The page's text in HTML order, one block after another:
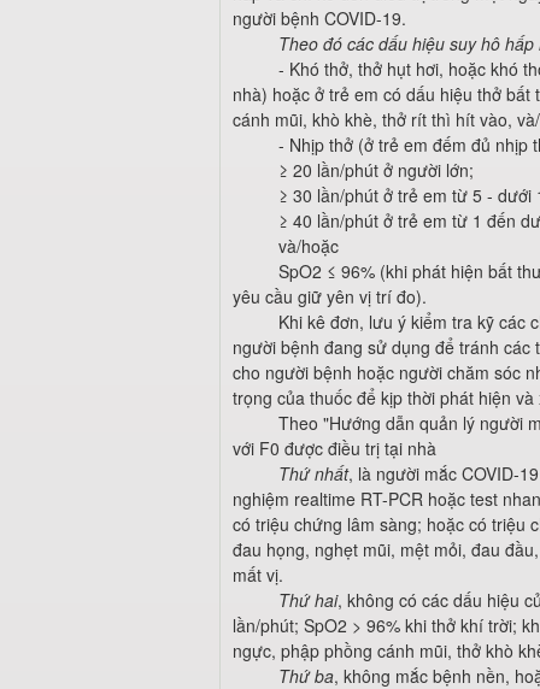
người bệnh COVID-19.
Theo đó các dấu hiệu suy hô hấp
- Khó thở, thở hụt hơi, hoặc khó
nhà) hoặc ở trẻ em có dấu hiệu thở
cánh mũi, khò khè, thở rít thì hít vào,
- Nhịp thở (ở trẻ em đếm đủ nhịp
≥ 20 lần/phút ở người lớn;
≥ 30 lần/phút ở trẻ em từ 5 - dưới
≥ 40 lần/phút ở trẻ em từ 1 đến
và/hoặc
SpO2 ≤ 96% (khi phát hiện bất
yêu cầu giữ yên vị trí đo).
Khi kê đơn, lưu ý kiểm tra kỹ các
người bệnh đang sử dụng để tránh
cho người bệnh hoặc người chăm sóc
trọng của thuốc để kịp thời phát hiện
Theo "Hướng dẫn quản lý người
với F0 được điều trị tại nhà
Thứ nhất, là người mắc COVID-
nghiệm realtime RT-PCR hoặc test
có triệu chứng lâm sàng; hoặc có triệu
đau họng, nghẹt mũi, mệt mỏi, đau
mất vị.
Thứ hai, không có các dấu hiệu
lần/phút; SpO2 > 96% khi thở khí trời;
ngực, phập phồng cánh mũi, thở khò
Thứ ba, không mắc bệnh nền,